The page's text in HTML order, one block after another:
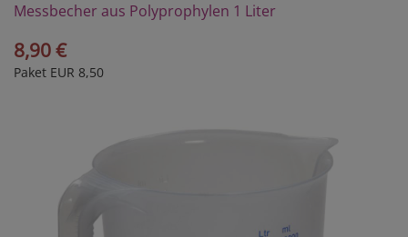
Messbecher aus Polyprophylen 1 Liter
8,90 €
Paket EUR 8,50